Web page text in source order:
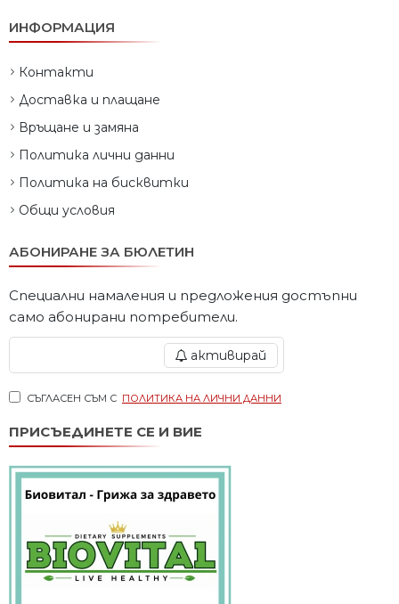
ИНФОРМАЦИЯ
Контакти
Доставка и плащане
Връщане и замяна
Политика лични данни
Политика на бисквитки
Общи условия
АБОНИРАНЕ ЗА БЮЛЕТИН
Специални намаления и предложения достъпни
само абонирани потребители.
активирай
СЪГЛАСЕН СЪМ С ПОЛИТИКА НА ЛИЧНИ ДАННИ
ПРИСЪЕДИНЕТЕ СЕ И ВИЕ